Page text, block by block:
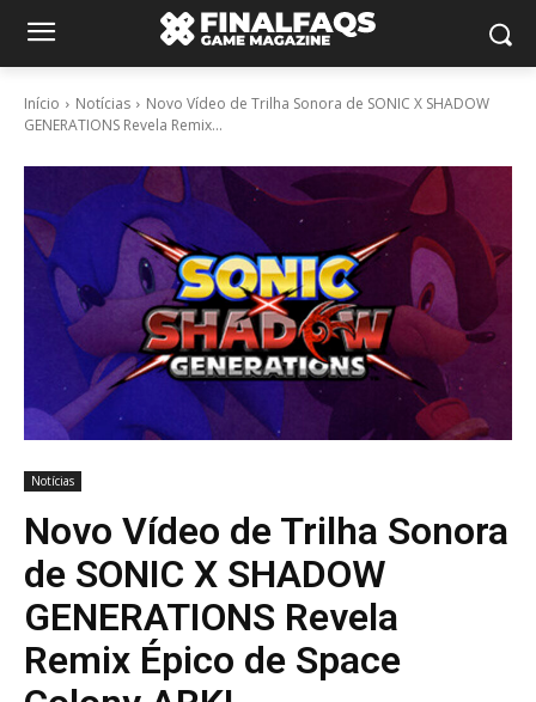
Início Notícias
Novo Vídeo de Trilha Sonora de SONIC X SHADOW
GENERATIONS Revela Remix...
Notícias
Novo Vídeo de Trilha Sonora
de SONIC X SHADOW
GENERATIONS Revela
Remix Épico de Space